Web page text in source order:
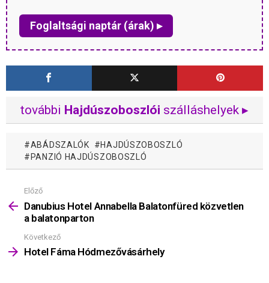
Foglaltsági naptár (árak) ▸
további Hajdúszoboszlói szálláshelyek ▸
ABÁDSZALÓK
HAJDÚSZOBOSZLÓ
PANZIÓ HAJDÚSZOBOSZLÓ
Mutass
többet
Előző
Danubius Hotel Annabella Balatonfüred közvetlen
a balatonparton
Következő
Hotel Fáma Hódmezővásárhely